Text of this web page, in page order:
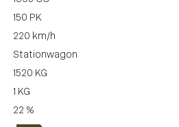
150 PK
220 km/h
Stationwagon
1520 KG
1 KG
22 %